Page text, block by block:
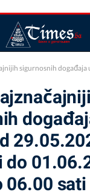
događaja u periodu od 29.05.2026. od 06.00
do
06.00 sati